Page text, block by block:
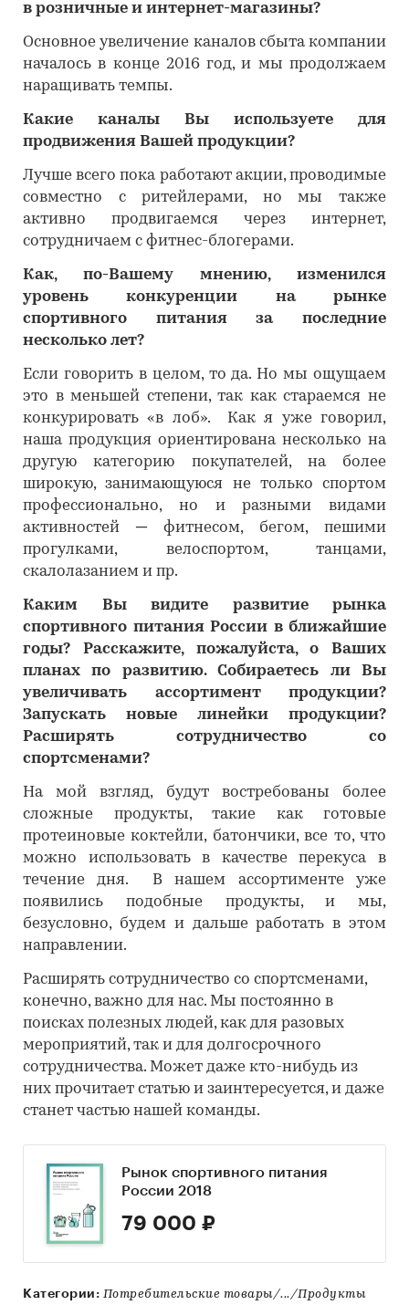
в розничные и интернет-магазины?
Основное увеличение каналов сбыта компании
началось в конце 2016 год, и мы продолжаем
наращивать темпы.
Какие каналы Вы используете для
продвижения Вашей продукции?
Лучше всего пока работают акции, проводимые
совместно с ритейлерами, но мы также
активно продвигаемся через интернет,
сотрудничаем с фитнес-блогерами.
Как, по-Вашему мнению, изменился
уровень конкуренции на рынке
спортивного питания за последние
несколько лет?
Если говорить в целом, то да. Но мы ощущаем
это в меньшей степени, так как стараемся не
конкурировать «в лоб». Как я уже говорил,
наша продукция ориентирована несколько на
другую категорию покупателей, на более
широкую, занимающуюся не только спортом
профессионально, но и разными видами
активностей ─ фитнесом, бегом, пешими
прогулками, велоспортом, танцами,
скалолазанием и пр.
Каким Вы видите развитие рынка
спортивного питания России в ближайшие
годы? Расскажите, пожалуйста, о Ваших
планах по развитию. Собираетесь ли Вы
увеличивать ассортимент продукции?
Запускать новые линейки продукции?
Расширять сотрудничество со
спортсменами?
На мой взгляд, будут востребованы более
сложные продукты, такие как готовые
протеиновые коктейли, батончики, все то, что
можно использовать в качестве перекуса в
течение дня. В нашем ассортименте уже
появились подобные продукты, и мы,
безусловно, будем и дальше работать в этом
направлении.
Расширять сотрудничество со спортсменами,
конечно, важно для нас. Мы постоянно в
поисках полезных людей, как для разовых
мероприятий, так и для долгосрочного
сотрудничества. Может даже кто-нибудь из
них прочитает статью и заинтересуется, и даже
станет частью нашей команды.
Рынок спортивного питания
России 2018
79 000 ₽
Категории: Потребительские товары/.../Продукты